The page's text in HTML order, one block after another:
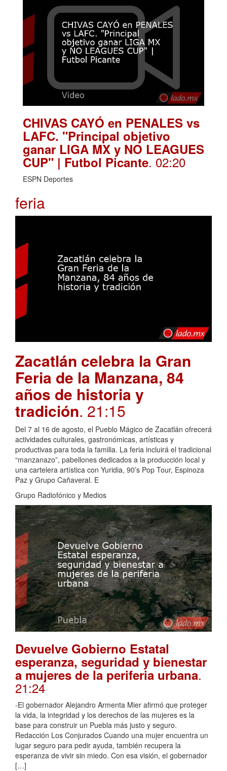
CHIVAS CAYÓ en PENALES vs
LAFC. "Principal objetivo
ganar LIGA MX y NO LEAGUES
CUP" | Futbol Picante. 02:20
ESPN Deportes
feria
Zacatlán celebra la Gran
Feria de la Manzana, 84
años de historia y
tradición. 21:15
Del 7 al 16 de agosto, el Pueblo Mágico de Zacatlán ofrecerá
actividades culturales, gastronómicas, artísticas y
productivas para toda la familia. La feria incluirá el tradicional
“manzanazo”, pabellones dedicados a la producción local y
una cartelera artística con Yuridia, 90’s Pop Tour, Espinoza
Paz y Grupo Cañaveral. E
Grupo Radiofónico y Medios
Devuelve Gobierno Estatal
esperanza, seguridad y bienestar
a mujeres de la periferia urbana.
21:24
-El gobernador Alejandro Armenta Mier afirmó que proteger
la vida, la integridad y los derechos de las mujeres es la
base para construir un Puebla más justo y seguro.
Redacción Los Conjurados Cuando una mujer encuentra un
lugar seguro para pedir ayuda, también recupera la
esperanza de vivir sin miedo. Con esa visión, el gobernador
[…]